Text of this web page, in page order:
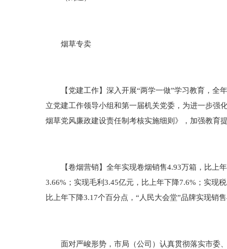
烟草专卖
【党建工作】深入开展“两学一做”学习教育，全年
立党建工作领导小组和第一届机关党委，为进一步强
烟草党风廉政建设责任制考核实施细则》，加强教育
【卷烟营销】全年实现卷烟销售4.93万箱，比上年
3.66%；实现毛利3.45亿元，比上年下降7.6%；实现
比上年下降3.17个百分点，“人民大会堂”品牌实现销
面对严峻形势，市局（公司）认真贯彻落实市委、